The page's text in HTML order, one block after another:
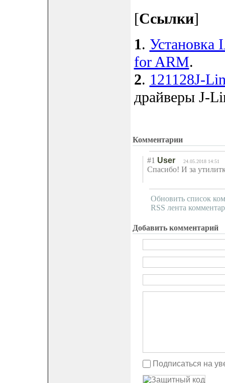
[Ссылки]
1. Установка
for ARM.
2. 121128J-
драйверы J-
Комментарии
#1 User 24.05.2018 14:51
Спасибо! И за
Обновить список
RSS лента
Добавить комментарий
Подписаться на